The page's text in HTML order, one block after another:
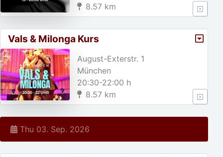
8.57 km
Vals & Milonga Kurs
August-Exterstr. 1
München
20:30-22:00 h
8.57 km
Thu 03. Sep. 2026